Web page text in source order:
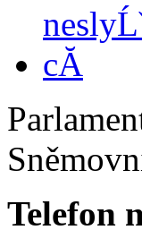
Telefon